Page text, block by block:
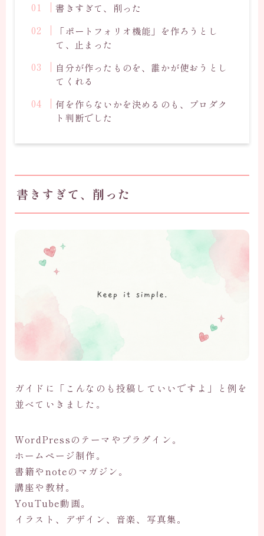
書きすぎて、削った
「ポートフォリオ機能」を作ろうとし
て、止まった
自分が作ったものを、誰かが使おうとし
てくれる
何を作らないかを決めるのも、プロダク
ト判断でした
書きすぎて、削った
ガイドに「こんなのも投稿していいですよ」と例を
並べていきました。
WordPressのテーマやプラグイン。
ホームページ制作。
書籍やnoteのマガジン。
講座や教材。
YouTube動画。
イラスト、デザイン、音楽、写真集。